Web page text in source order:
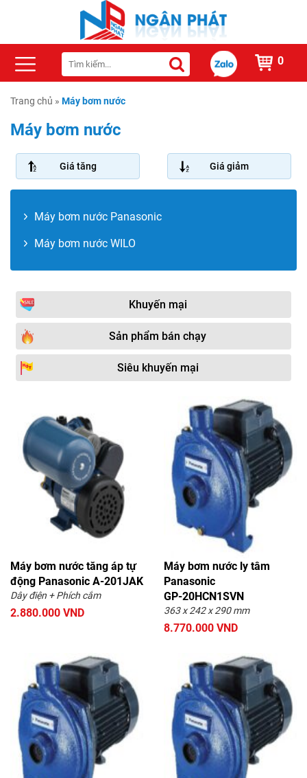
0
Trang chủ » Máy bơm nước
Máy bơm nước
Giá tăng Giá giảm
Máy bơm nước Panasonic
Máy bơm nước WILO
Khuyến mại
Sản phẩm bán chạy
Siêu khuyến mại
Máy bơm nước tăng áp tự
động Panasonic A-201JAK
Dây điện + Phích cắm
2.880.000 VND
Máy bơm nước ly tâm
Panasonic
GP‑20HCN1SVN
363 x 242 x 290 mm
8.770.000 VND